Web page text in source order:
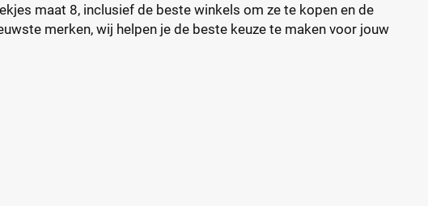
maat 8, inclusief de beste winkels om ze te kopen en de
merken, wij helpen je de beste keuze te maken voor jouw